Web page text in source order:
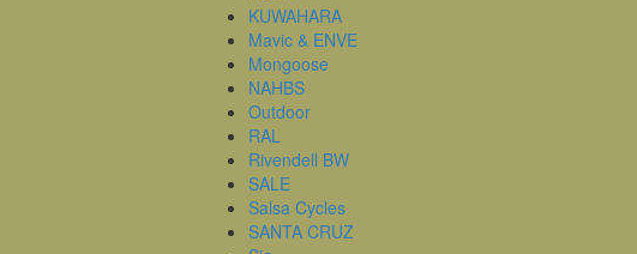
KUWAHARA
Mavic & ENVE
Mongoose
NAHBS
Outdoor
RAL
Rivendell BW
SALE
Salsa Cycles
SANTA CRUZ